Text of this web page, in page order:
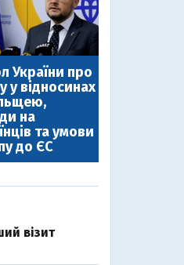
України про
у відносинах
на
та умови
до ЄС
візит